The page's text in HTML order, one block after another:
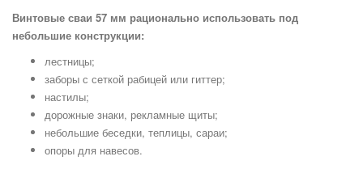
Винтовые сваи 57 мм рационально использовать под
небольшие конструкции:
лестницы;
заборы с сеткой рабицей или гиттер;
настилы;
дорожные знаки, рекламные щиты;
небольшие беседки, теплицы, сараи;
опоры для навесов.